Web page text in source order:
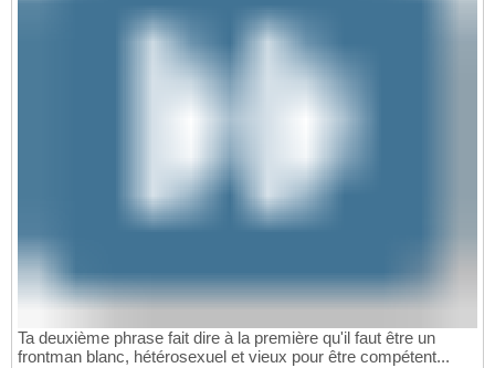
Ta deuxième phrase fait dire à la première qu'il faut être un
frontman blanc, hétérosexuel et vieux pour être compétent...